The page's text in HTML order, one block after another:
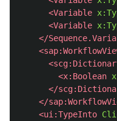
<Variable
<Variable
</
<x:Boolean
</
</
<ui:TypeInto